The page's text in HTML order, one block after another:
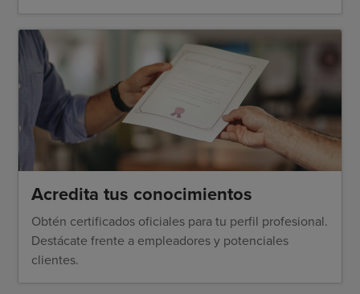
Acredita tus conocimientos
Obtén certificados oficiales para tu perfil profesional.
Destácate frente a empleadores y potenciales
clientes.